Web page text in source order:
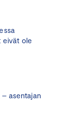
eivät ole
asentajan